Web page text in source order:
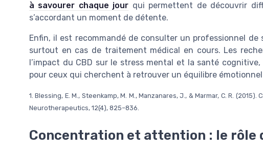
à savourer chaque jour qui permettent de découvrir
s’accordant un moment de détente.
Enfin, il est recommandé de consulter un professionnel
surtout en cas de traitement médical en cours. Les
l’impact du CBD sur le stress mental et la santé
pour ceux qui cherchent à retrouver un équilibre
1. Blessing, E. M., Steenkamp, M. M., Manzanares, J., & Marmar, C. R.
Neurotherapeutics, 12(4), 825–836.
Concentration et attention : le rôle